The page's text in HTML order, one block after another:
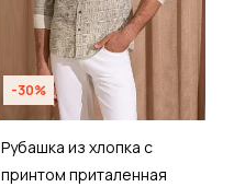
-30%
Рубашка из хлопка с
принтом приталенная